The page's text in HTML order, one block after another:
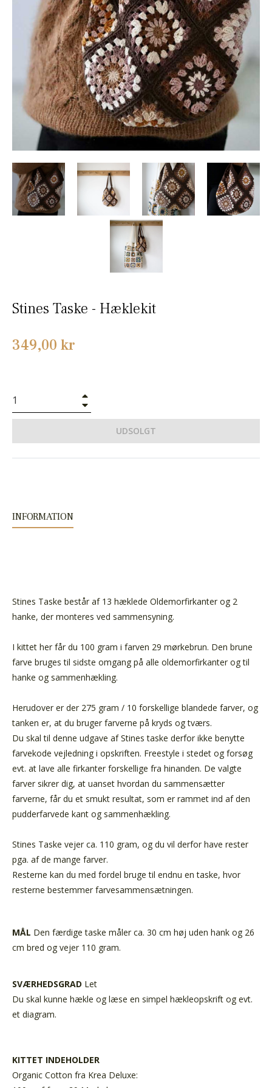
Stines Taske - Hæklekit
Normalpris
349,00 kr
UDSOLGT
INFORMATION
Stines Taske består af 13 hæklede Oldemorfirkanter og 2
hanke, der monteres ved sammensyning.
I kittet her får du 100 gram i farven 29 mørkebrun. Den brune
farve bruges til sidste omgang på alle oldemorfirkanter og til
hanke og sammenhækling.
Herudover er der 275 gram / 10 forskellige blandede farver, og
tanken er, at du bruger farverne på kryds og tværs.
Du skal til denne udgave af Stines taske derfor ikke benytte
farvekode vejledning i opskriften. Freestyle i stedet og forsøg
evt. at lave alle firkanter forskellige fra hinanden. De valgte
farver sikrer dig, at uanset hvordan du sammensætter
farverne, får du et smukt resultat, som er rammet ind af den
pudderfarvede kant og sammenhækling.
Stines Taske vejer ca. 110 gram, og du vil derfor have rester
pga. af de mange farver.
Resterne kan du med fordel bruge til endnu en taske, hvor
resterne bestemmer farvesammensætningen.
MÅL Den færdige taske måler ca. 30 cm høj uden hank og 26
cm bred og vejer 110 gram.
SVÆRHEDSGRAD Let
Du skal kunne hækle og læse en simpel hækleopskrift og evt.
et diagram.
KITTET INDEHOLDER
Organic Cotton fra Krea Deluxe: